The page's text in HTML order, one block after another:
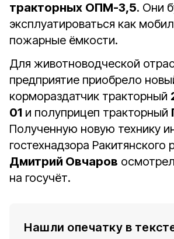
тракторных ОПМ-3,5. Они
эксплуатироваться как
пожарные ёмкости.
Для животноводческой
предприятие приобрело
кормораздатчик тракторный
01 и полуприцеп тракторный
Полученную новую технику
гостехнадзора Ракитянского
Дмитрий Овчаров
на госучёт.
Нашли опечатку в